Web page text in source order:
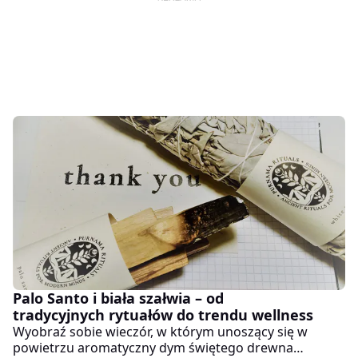
Palo Santo i biała szałwia – od
tradycyjnych rytuałów do trendu wellness
Wyobraź sobie wieczór, w którym unoszący się w
powietrzu aromatyczny dym świętego drewna